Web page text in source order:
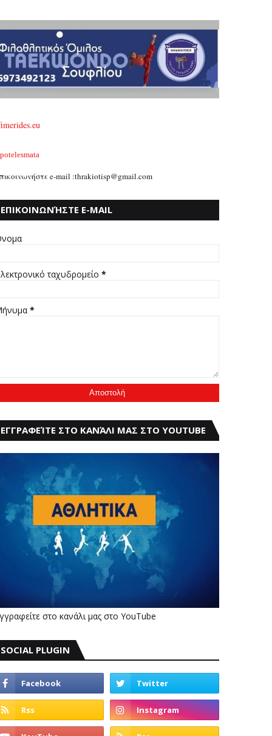
e-mail :thrakiotisp@gmail.com
ΕΠΙΚΟΙΝΩΝΉΣΤΕ E-MAIL
ταχυδρομείο *
*
ΕΓΓΡΑΦΕΊΤΕ ΣΤΟ ΚΑΝΆΛΙ ΜΑΣ ΣΤΟ YOUTUBE
στο κανάλι μας στο YouTube
SOCIAL PLUGIN